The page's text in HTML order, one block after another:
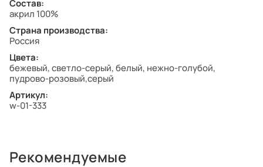
Состав:
акрил 100%
Страна производства:
Россия
Цвета:
бежевый, светло-серый, белый, нежно-голубой,
пудрово-розовый,серый
Артикул:
w-01-333
Рекомендуемые